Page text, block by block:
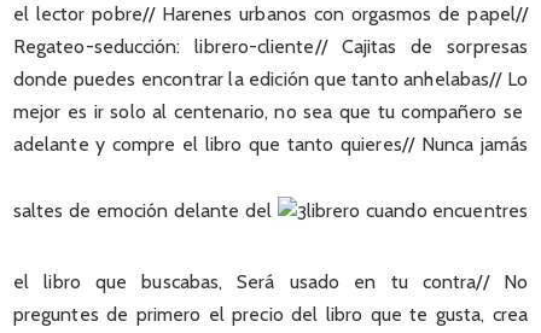
el lector pobre// Harenes urbanos con orgasmos de papel//
Regateo-seducción: librero-cliente// Cajitas de sorpresas
donde puedes encontrar la edición que tanto anhelabas// Lo
mejor es ir solo al centenario, no sea que tu compañero se
adelante y compre el libro que tanto quieres// Nunca jamás
saltes de emoción delante del librero cuando encuentres
el libro que buscabas, Será usado en tu contra// No
preguntes de primero el precio del libro que te gusta, crea